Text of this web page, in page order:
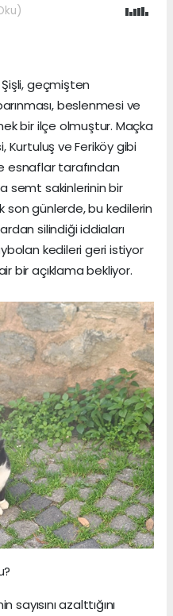
geçmişten
beslenmesi ve
bir ilçe olmuştur. Maçka
Kurtuluş ve Feriköy gibi
esnaflar tarafından
semt sakinlerinin bir
son günlerde, bu kedilerin
silindiği iddiaları
kedileri geri istiyor
bir açıklama bekliyor.
sayısını azalttığını